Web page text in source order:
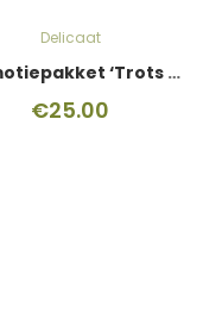
Delicaat
Promotiepakket ‘Trots op je keurmerk’
€25.00